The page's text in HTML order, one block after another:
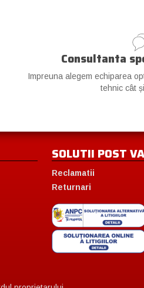
Consultanta
Impreuna alegem echiparea
tehnic cât
SOLUTII POST
Reclamatii
Returnari